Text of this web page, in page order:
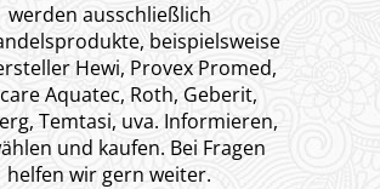
werden ausschließlich
beispielsweise
Hewi, Provex Promed,
Aquatec, Roth, Geberit,
Temtasi, uva. Informieren,
und kaufen. Bei Fragen
helfen wir gern weiter.